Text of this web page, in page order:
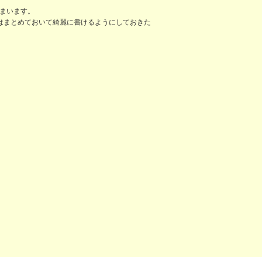
います。
とめておいて綺麗に書けるようにしておきた